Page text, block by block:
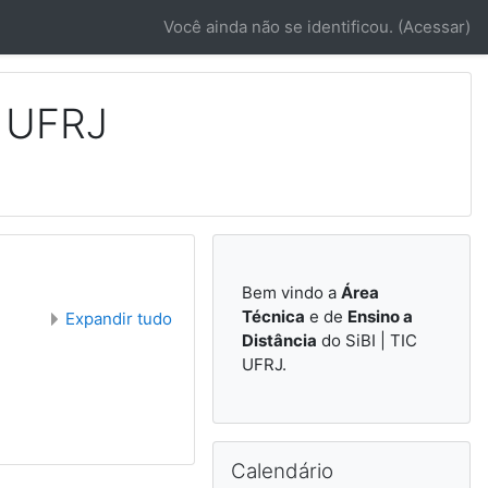
Você ainda não se identificou. (Acessar)
Expandir tudo
Bem vindo aÁrea
Técnica e de Ensino a
Distância do SiBI | TIC
UFRJ.
Calendário